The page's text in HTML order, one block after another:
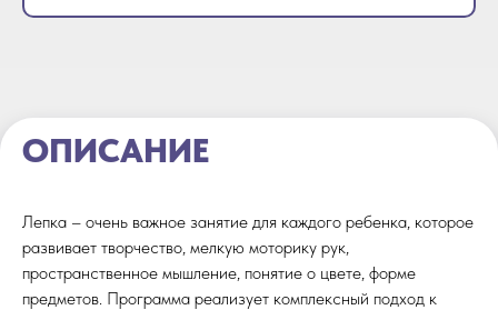
ОПИСАНИЕ
Лепка – очень важное занятие для каждого ребенка, которое
развивает творчество, мелкую моторику рук,
пространственное мышление, понятие о цвете, форме
предметов. Программа реализует комплексный подход к